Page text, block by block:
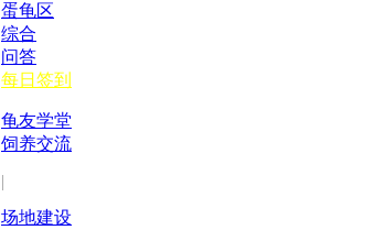
蛋龟区
综合
问答
每日签到
龟友学堂
饲养交流
|
场地建设